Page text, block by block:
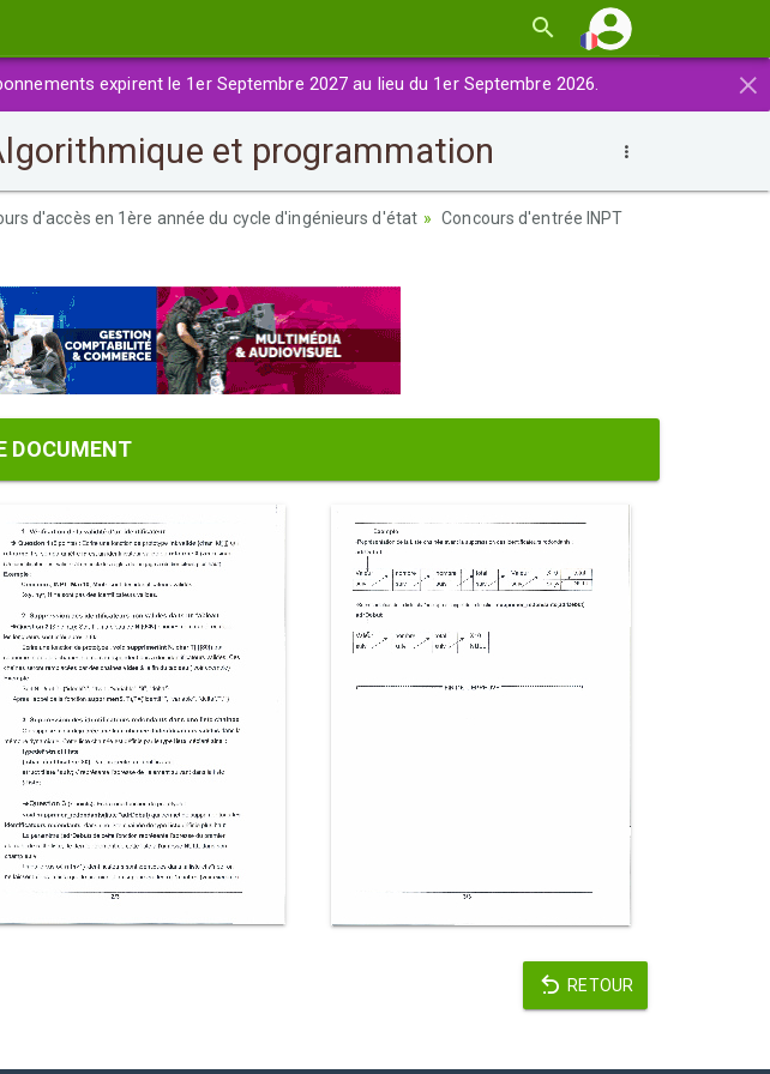
×
expirent le 1er Septembre 2027 au lieu du 1er Septembre 2026.
et programmation
d'accès en 1ère année du cycle d'ingénieurs d'état
Concours d'entrée INPT
DOCUMENT
RETOUR